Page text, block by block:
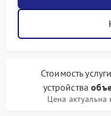
Стоимость услуги
устройства
Цена